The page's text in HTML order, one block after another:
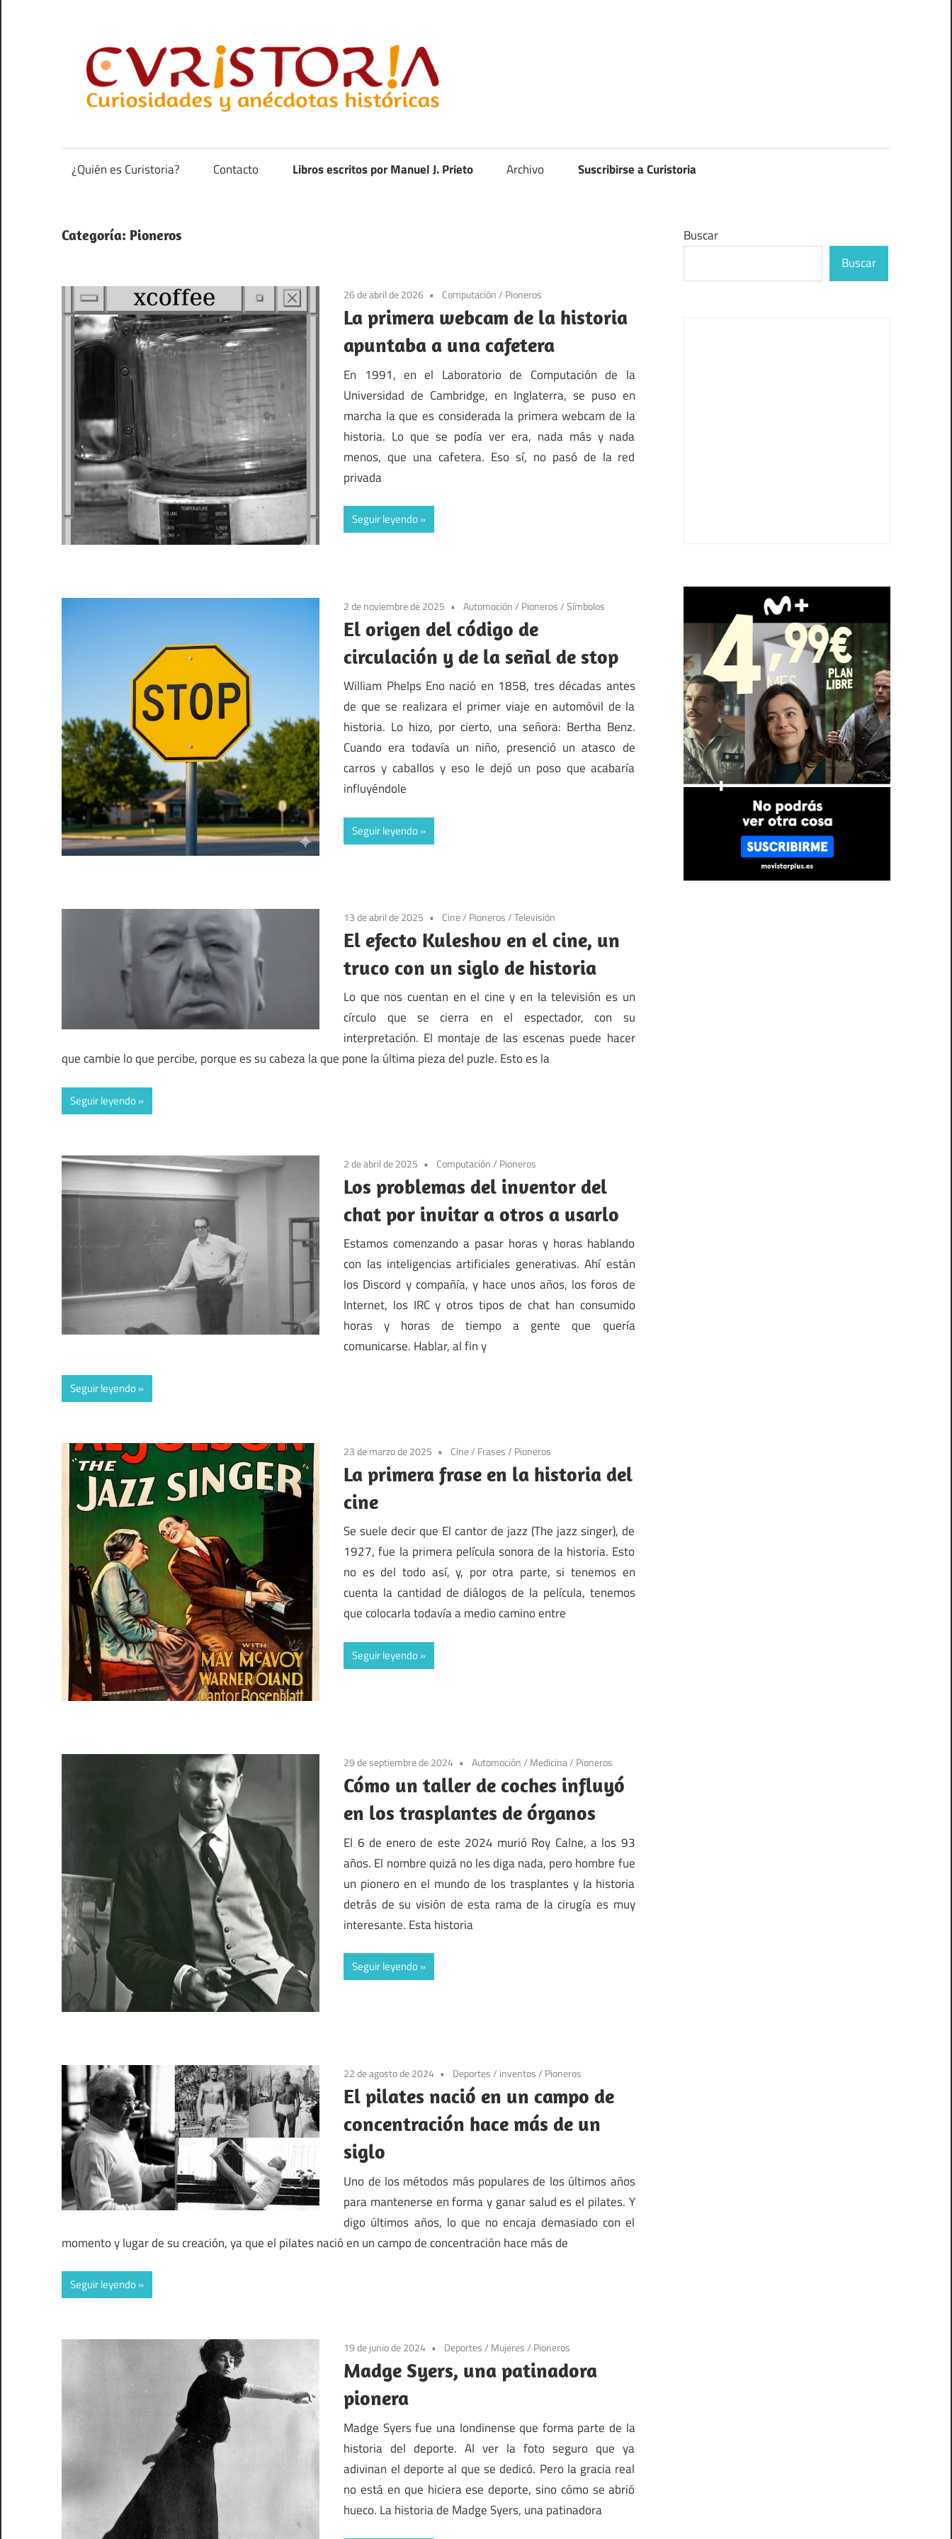
contenido
anécdotas
de
¿Quién es Curistoria? Contacto Libros escritos por Manuel J. Prieto Archivo Suscribirse a Curistoria
Categoría: Pioneros
26 de abril de 2026 Computación/ Pioneros
La primera webcam de la historia
apuntaba a una cafetera
En 1991, en el Laboratorio de Computación de la
Universidad de Cambridge, en Inglaterra, se puso en
marcha la que es considerada la primera webcam de la
historia. Lo que se podía ver era, nada más y nada
menos, que una cafetera. Eso sí, no pasó de la red
privada
Seguir leyendo
2 de noviembre de 2025 Automoción/ Pioneros/Símbolos
El origen del código de
circulación y de la señal de stop
William Phelps Eno nació en 1858, tres décadas antes
de que se realizara el primer viaje en automóvil de la
historia. Lo hizo, por cierto, una señora: Bertha Benz.
Cuando era todavía un niño, presenció un atasco de
carros y caballos y eso le dejó un poso que acabaría
influyéndole
Seguir leyendo
13 de abril de 2025 Cine/ Pioneros/Televisión
El efecto Kuleshov en el cine, un
truco con un siglo de historia
Lo que nos cuentan en el cine y en la televisión es un
círculo que se cierra en el espectador, con su
interpretación. El montaje de las escenas puede hacer
que cambie lo que percibe, porque es su cabeza la que pone la última pieza del puzle. Esto es la
Seguir leyendo
2 de abril de 2025 Computación/ Pioneros
Los problemas del inventor del
chat por invitar a otros a usarlo
Estamos comenzando a pasar horas y horas hablando
con las inteligencias artificiales generativas. Ahí están
los Discord y compañía, y hace unos años, los foros de
Internet, los IRC y otros tipos de chat han consumido
horas y horas de tiempo a gente que quería
comunicarse. Hablar, al fin y
Seguir leyendo
23 de marzo de 2025 Cine/ Frases/ Pioneros
La primera frase en la historia del
cine
Se suele decir que El cantor de jazz (The jazz singer), de
1927, fue la primera película sonora de la historia. Esto
no es del todo así, y, por otra parte, si tenemos en
cuenta la cantidad de diálogos de la película, tenemos
que colocarla todavía a medio camino entre
Seguir leyendo
29 de septiembre de 2024 Automoción/ Medicina/ Pioneros
Cómo un taller de coches influyó
en los trasplantes de órganos
El 6 de enero de este 2024 murió Roy Calne, a los 93
años. El nombre quizá no les diga nada, pero hombre fue
un pionero en el mundo de los trasplantes y la historia
detrás de su visión de esta rama de la cirugía es muy
interesante. Esta historia
Seguir leyendo
22 de agosto de 2024 Deportes/ inventos/ Pioneros
El pilates nació en un campo de
concentración hace más de un
siglo
Uno de los métodos más populares de los últimos años
para mantenerse en forma y ganar salud es el pilates. Y
digo últimos años, lo que no encaja demasiado con el
momento y lugar de su creación, ya que el pilates nació en un campo de concentración hace más de
Seguir leyendo
19 de junio de 2024 Deportes/ Mujeres/ Pioneros
Madge Syers, una patinadora
pionera
Madge Syers fue una londinense que forma parte de la
historia del deporte. Al ver la foto seguro que ya
adivinan el deporte al que se dedicó. Pero la gracia real
no está en que hiciera ese deporte, sino cómo se abrió
hueco. La historia de Madge Syers, una patinadora
Buscar
Buscar